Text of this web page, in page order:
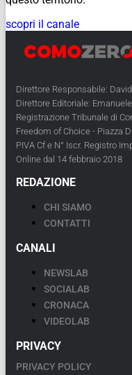
scopri il canale
Direttore Responsabile:
Direttore Editoriale:
Registrazione Tribunale di
Freedom of Choice - Piazza
PIVA Cf e N° Iscr. Registro
Online dal 14 febbraio 2018
REDAZIONE
CHI SIAMO
CONTATTI
CANALI
NEWSLAB
SOCIALAB
CRONACA
VIDEOLAB
PRIVACY
PRIVACY POLICY